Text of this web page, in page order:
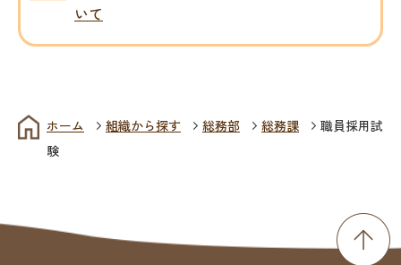
いて
ホーム 組織から探す 総務部 総務課
職員採用試
験